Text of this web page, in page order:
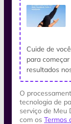
Cuide de
para
resultados
O
tecnologia de
serviço de Meu
com os Termos